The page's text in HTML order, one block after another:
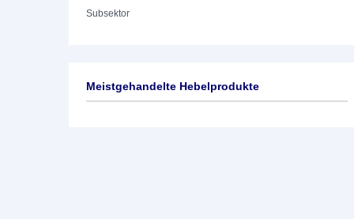
Subsektor
Meistgehandelte Hebelprodukte